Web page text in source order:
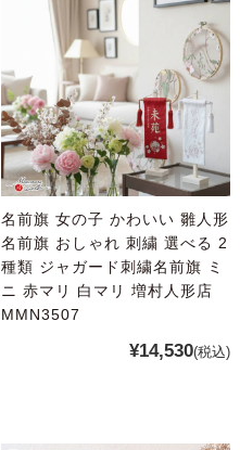
名前旗 女の子 かわいい 雛人形
名前旗 おしゃれ 刺繍 選べる 2
種類 ジャガード刺繍名前旗 ミ
ニ 赤マリ 白マリ 増村人形店
MMN3507
¥14,530(税込)